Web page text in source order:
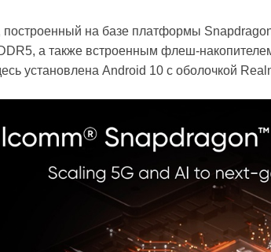
на базе платформы
а также встроенным флеш-
установлена Android 10 с оболочкой